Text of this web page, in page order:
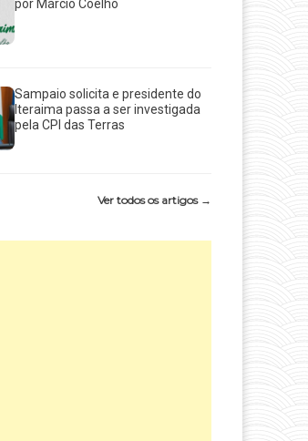
por Márcio Coelho
Sampaio solicita e presidente do
Iteraima passa a ser investigada
pela CPI das Terras
Ver todos os artigos →